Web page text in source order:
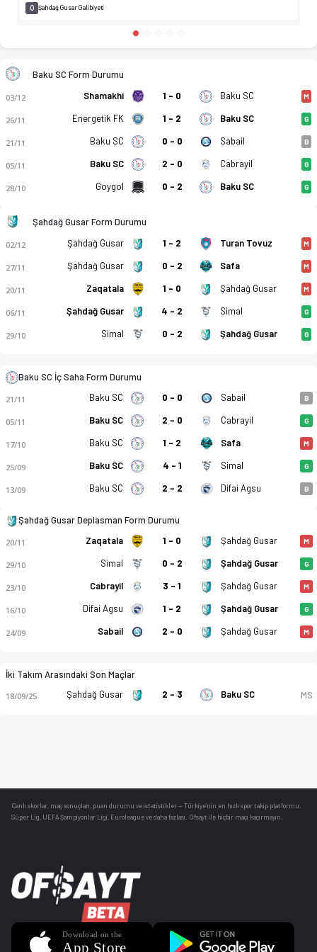
Baku SC - FK Şahdağ Gusar 2-1 bitti. Gol anları, kadro,
0 Şahdağ Gusar Galibiyeti
Baku SC Form Durumu
03/12 Shamakhi 1 - 0 Baku SC M
26/11 Energetik FK 1 - 2 Baku SC G
21/11 Baku SC 0 - 0 Sabail B
05/11 Baku SC 2 - 0 Cabrayil G
28/10 Goygol 0 - 2 Baku SC G
Şahdağ Gusar Form Durumu
02/12 Şahdağ Gusar 1 - 2 Turan Tovuz M
27/11 Şahdağ Gusar 0 - 2 Safa M
20/11 Zaqatala 1 - 0 Şahdağ Gusar M
06/11 Şahdağ Gusar 4 - 2 Simal G
29/10 Simal 0 - 2 Şahdağ Gusar G
Baku SC İç Saha Form Durumu
21/11 Baku SC 0 - 0 Sabail B
05/11 Baku SC 2 - 0 Cabrayil G
17/10 Baku SC 1 - 2 Safa M
25/09 Baku SC 4 - 1 Simal G
13/09 Baku SC 2 - 2 Difai Agsu B
Şahdağ Gusar Deplasman Form Durumu
20/11 Zaqatala 1 - 0 Şahdağ Gusar M
29/10 Simal 0 - 2 Şahdağ Gusar G
23/10 Cabrayil 3 - 1 Şahdağ Gusar M
16/10 Difai Agsu 1 - 2 Şahdağ Gusar G
24/09 Sabail 2 - 0 Şahdağ Gusar M
İki Takım Arasındaki Son Maçlar
18/09/25 Şahdağ Gusar 2 - 3 Baku SC MS
Canlı skorlar , maç sonuçları, puan durumu ve istatistikler — Türkiye’nin en hızlı spor takip platformu.
Süper Lig, UEFA Şampiyonlar Ligi, Euroleague ve daha fazlası. Ofsayt ile hiçbir maçı kaçırmayın.